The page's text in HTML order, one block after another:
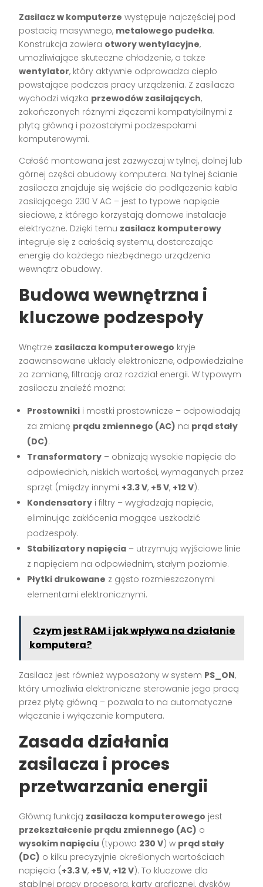
Zasilacz w komputerze występuje najczęściej pod
postacią masywnego, metalowego pudełka.
Konstrukcja zawiera otwory wentylacyjne,
umożliwiające skuteczne chłodzenie, a także
wentylator, który aktywnie odprowadza ciepło
powstające podczas pracy urządzenia. Z zasilacza
wychodzi wiązka przewodów zasilających,
zakończonych różnymi złączami kompatybilnymi z
płytą główną i pozostałymi podzespołami
komputerowymi.
Całość montowana jest zazwyczaj w tylnej, dolnej lub
górnej części obudowy komputera. Na tylnej ścianie
zasilacza znajduje się wejście do podłączenia kabla
zasilającego 230 V AC – jest to typowe napięcie
sieciowe, z którego korzystają domowe instalacje
elektryczne. Dzięki temu zasilacz komputerowy
integruje się z całością systemu, dostarczając
energię do każdego niezbędnego urządzenia
wewnątrz obudowy.
Budowa wewnętrzna i
kluczowe podzespoły
Wnętrze zasilacza komputerowego kryje
zaawansowane układy elektroniczne, odpowiedzialne
za zamianę, filtrację oraz rozdział energii. W typowym
zasilaczu znaleźć można:
Prostowniki i mostki prostownicze – odpowiadają
za zmianę prądu zmiennego (AC) na prąd stały
(DC).
Transformatory – obniżają wysokie napięcie do
odpowiednich, niskich wartości, wymaganych przez
sprzęt (między innymi +3.3 V, +5 V, +12 V).
Kondensatory i filtry – wygładzają napięcie,
eliminując zakłócenia mogące uszkodzić
podzespoły.
Stabilizatory napięcia – utrzymują wyjściowe linie
z napięciem na odpowiednim, stałym poziomie.
Płytki drukowane z gęsto rozmieszczonymi
elementami elektronicznymi.
Czym jest RAM i jak wpływa na działanie
komputera?
Zasilacz jest również wyposażony w system PS_ON,
który umożliwia elektroniczne sterowanie jego pracą
przez płytę główną – pozwala to na automatyczne
włączanie i wyłączanie komputera.
Zasada działania
zasilacza i proces
przetwarzania energii
Główną funkcją zasilacza komputerowego jest
przekształcenie prądu zmiennego (AC) o
wysokim napięciu (typowo 230 V) w prąd stały
(DC) o kilku precyzyjnie określonych wartościach
napięcia (+3.3 V, +5 V, +12 V). To kluczowe dla
stabilnej pracy procesora, karty graficznej, dysków